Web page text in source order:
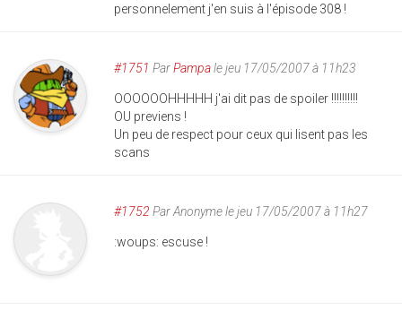
personnelement j'en suis à l'épisode 308 !
#1751 ParPampale jeu 17/05/2007 à 11h23
OOOOOOHHHHH j'ai dit pas de spoiler !!!!!!!!!!
OU previens !
Un peu de respect pour ceux qui lisent pas les
scans
#1752 ParAnonymele jeu 17/05/2007 à 11h27
:woups: escuse !